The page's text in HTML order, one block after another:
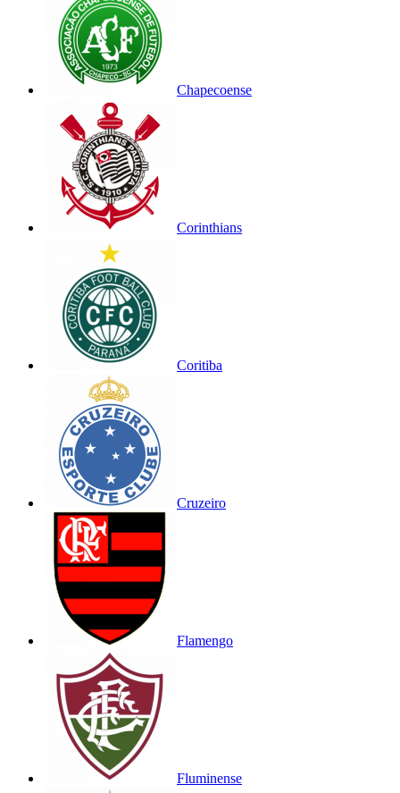
Chapecoense
Corinthians
Coritiba
Cruzeiro
Flamengo
Fluminense